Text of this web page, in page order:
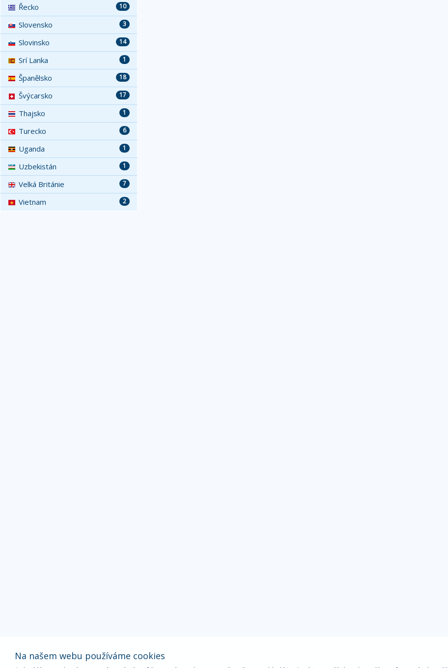
10
Řecko
3
Slovensko
14
Slovinsko
1
Srí Lanka
18
Španělsko
17
Švýcarsko
1
Thajsko
6
Turecko
1
Uganda
1
Uzbekistán
7
Velká Británie
2
Vietnam
Na našem webu používáme cookies